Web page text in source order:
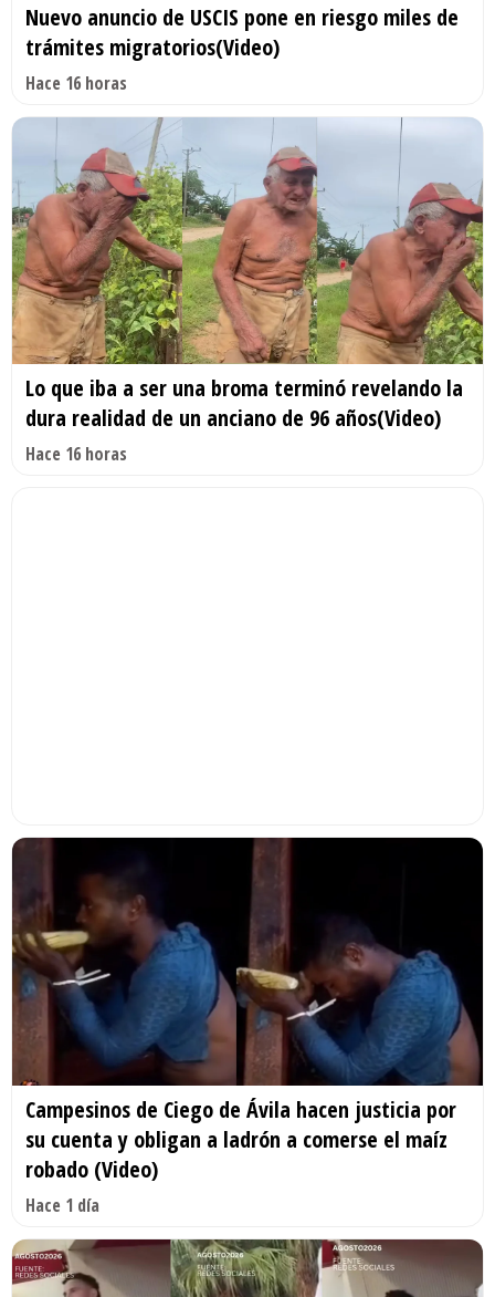
Nuevo anuncio de USCIS pone en riesgo miles de
trámites migratorios(Video)
Hace 16 horas
Lo que iba a ser una broma terminó revelando la
dura realidad de un anciano de 96 años(Video)
Hace 16 horas
Campesinos de Ciego de Ávila hacen justicia por
su cuenta y obligan a ladrón a comerse el maíz
robado (Video)
Hace 1 día